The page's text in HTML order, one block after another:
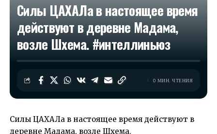
Силы ЦАХАЛа в настоящее время
действуют в деревне Мадама,
возле Шхема. #интеллиньюз
0 МИН. ЧТЕНИЯ
Силы ЦАХАЛа в настоящее время действуют в
деревне Мадама, возле Шхема.